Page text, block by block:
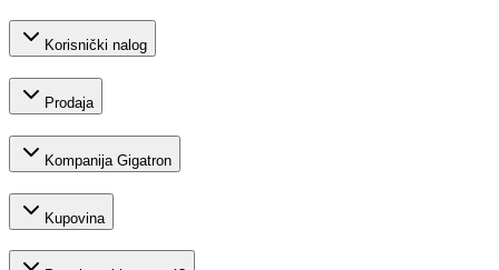
Korisnički nalog
Prodaja
Kompanija Gigatron
Kupovina